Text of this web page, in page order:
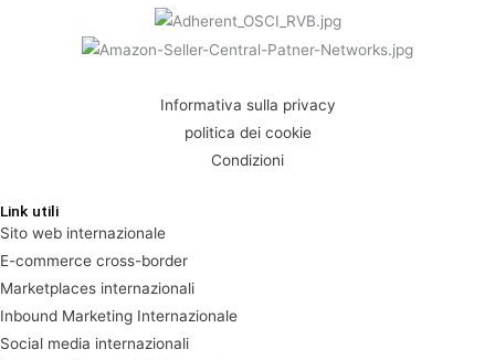
Informativa sulla privacy
politica dei cookie
Condizioni
Link utili
Sito web internazionale
E-commerce cross-border
Marketplaces internazionali
Inbound Marketing Internazionale
Social media internazionali